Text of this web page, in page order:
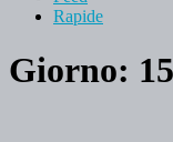
Rapide
Giorno: